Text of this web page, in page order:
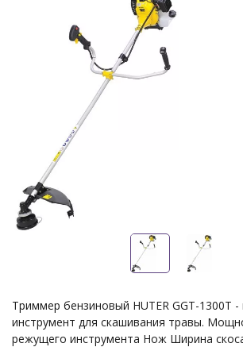
Триммер бензиновый HUTER GGT-1300T
инструмент для скашивания травы.
режущего инструмента Нож Ширина